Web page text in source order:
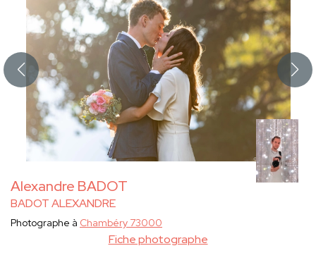
Alexandre BADOT
BADOT ALEXANDRE
Fiche photographe
Photographe à Chambéry 73000